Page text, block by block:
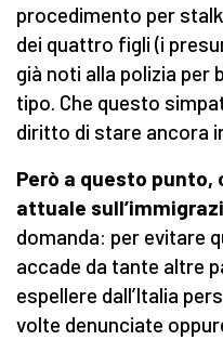
procedimento per
dei quattro figli (i
già noti alla polizia per
tipo. Che questo
diritto di stare ancora
Però a questo
attuale
domanda: per evitare
accade da tante altre
espellere dall’Italia
volte denunciate